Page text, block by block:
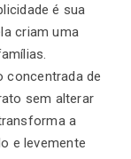
é sua
criam uma
concentrada de
sem alterar
a
e levemente